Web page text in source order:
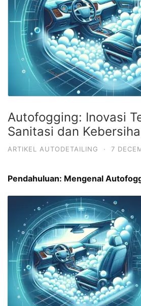
Autofogging: Inovasi
Sanitasi dan
ARTIKEL AUTODETAILING · 7
Pendahuluan: Mengenal